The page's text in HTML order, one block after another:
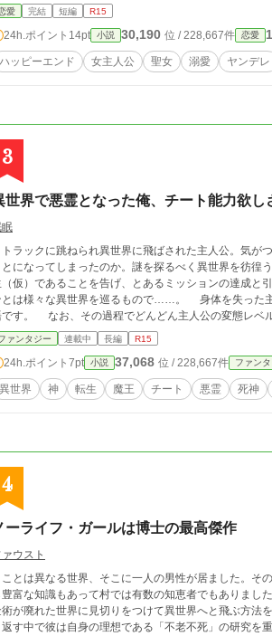
愛 完結 短編 R15
24h.ポイント 14pt 小説 30,190 位 / 228,667件 恋愛
ハッピーエンド 女主人公 聖女 溺愛 ヤンデレ
3
世界で悪霊となった俺、チート能力欲
ラックに跳ねられ異世界に飛ばされた主人公。気が
になってしまったのか。謎を探るべく異世界を彷徨
仮）であることを告げ、とあるミッションの達成と
々な異世界を巡るもので……。 身体を失った主人公が残った心すらボッキボキに折られながらも頑張って転生を目指す物
す。 なお、その過程でどんどん主人公の変態レベルが上がっていくようです。 第
界で、不死の住人達と友達になります。 第２章は「
ます。 ６〜８つの世界を巡る予定です。
ァンタジー 連載中 長編 R15
24h.ポイント 7pt 小説 37,068 位 / 228,667件 ファン
異世界 神 転生 魔王 チート 悪霊 死神
4
ーライフ・ガールは博士の最高傑作
ウスト
とは異なる世界、そこに一人の男性が居ました。そ
富な知識もあって村では有数の知恵者でもありまし
が廃れた世界に見切りをつけて異世界へと飛ぶ方法
す中で彼は自身の理想である「不老不死」の研究を